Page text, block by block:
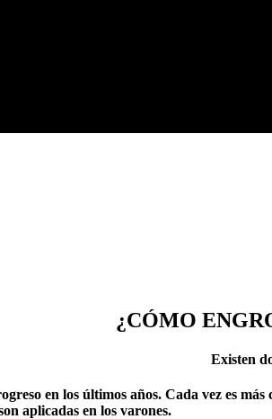
¿CÓMO
Existen
en los últimos años. Cada vez es
aplicadas en los varones.